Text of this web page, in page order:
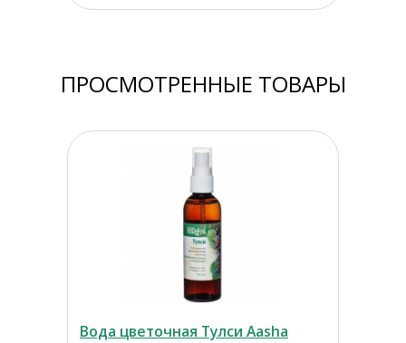
ПРОСМОТРЕННЫЕ ТОВАРЫ
Вода цветочная Тулси Aasha